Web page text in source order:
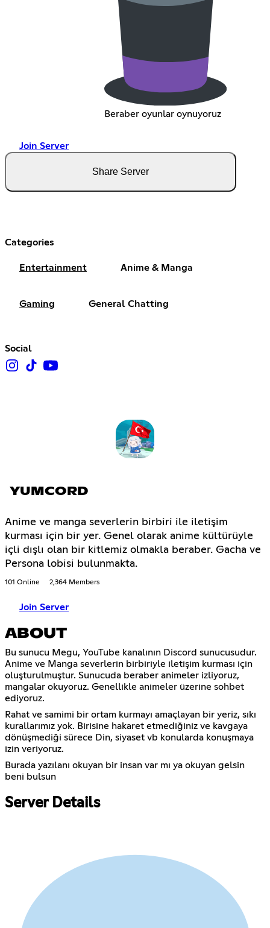
Beraber oyunlar oynuyoruz
Join Server
Share Server
Categories
Entertainment Anime & Manga
Gaming General Chatting
Social
YUMCORD
Anime ve manga severlerin birbiri ile iletişim
kurması için bir yer. Genel olarak anime kültürüyle
içli dışlı olan bir kitlemiz olmakla beraber. Gacha ve
Persona lobisi bulunmakta.
101 Online 2,364 Members
Join Server
ABOUT
Bu sunucu Megu, YouTube kanalının Discord sunucusudur.
Anime ve Manga severlerin birbiriyle iletişim kurması için
oluşturulmuştur. Sunucuda beraber animeler izliyoruz,
mangalar okuyoruz. Genellikle animeler üzerine sohbet
ediyoruz.
Rahat ve samimi bir ortam kurmayı amaçlayan bir yeriz, sıkı
kurallarımız yok. Birisine hakaret etmediğiniz ve kavgaya
dönüşmediği sürece Din, siyaset vb konularda konuşmaya
izin veriyoruz.
Burada yazılanı okuyan bir insan var mı ya okuyan gelsin
beni bulsun
Server Details